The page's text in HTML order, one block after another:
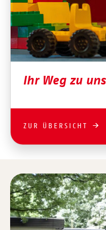
Ihr Weg zu uns
ZUR ÜBERSICHT